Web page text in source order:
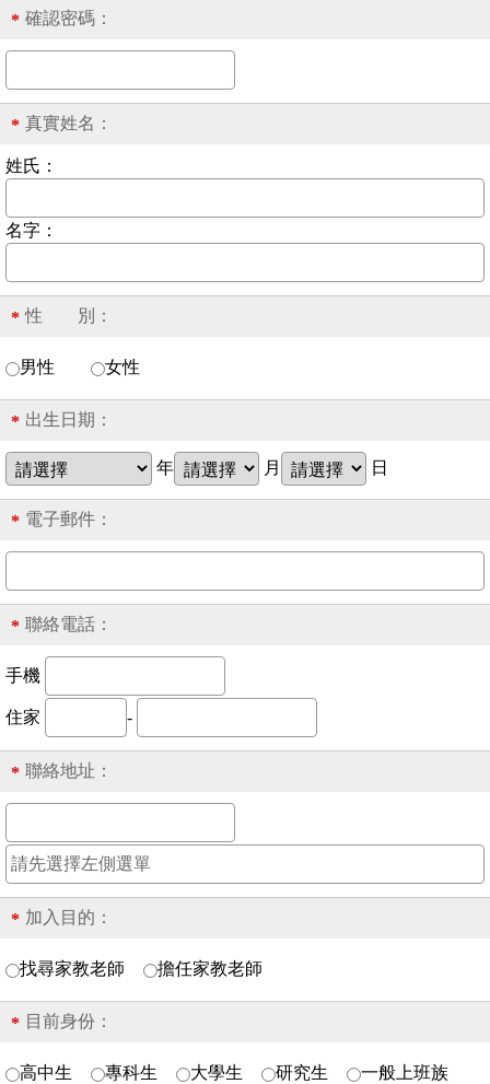
* 確認密碼：
* 真實姓名：
姓氏：
名字：
* 性 別：
男性 女性
* 出生日期：
年 月 日
* 電子郵件：
* 聯絡電話：
手機
住家 -
* 聯絡地址：
* 加入目的：
找尋家教老師 擔任家教老師
* 目前身份：
高中生 專科生 大學生 研究生 一般上班族